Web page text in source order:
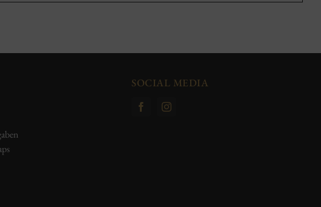
SOCIAL MEDIA